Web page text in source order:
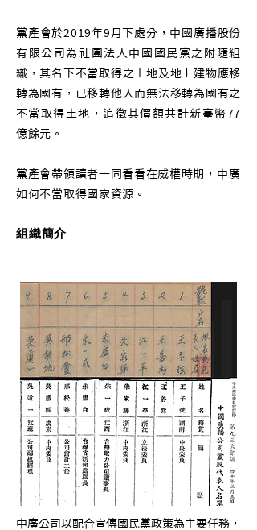
黨產會於2019年9月下處分，中國廣播股份
有限公司為社團法人中國國民黨之附隨組
織，其名下不當取得之土地及地上建物應移
轉為國有，已移轉他人而無法移轉為國有之
不當取得土地，追徵其價額共計新臺幣77
億餘元。
黨產會帶領讀者一同看看在威權時期，中廣
如何不當取得國家資源。
組織簡介
中廣公司以配合宣傳國民黨政策為主要任務，